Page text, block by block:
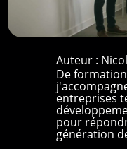
Auteur :
De
entreprises
pour
génération